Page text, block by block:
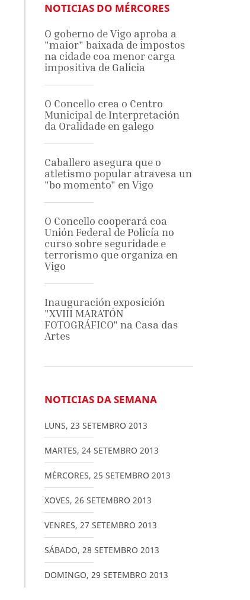
NOTICIAS DO MÉRCORES
O goberno de Vigo aproba a
"maior" baixada de impostos
na cidade coa menor carga
impositiva de Galicia
O Concello crea o Centro
Municipal de Interpretación
da Oralidade en galego
Caballero asegura que o
atletismo popular atravesa un
"bo momento" en Vigo
O Concello cooperará coa
Unión Federal de Policía no
curso sobre seguridade e
terrorismo que organiza en
Vigo
Inauguración exposición
"XVIII MARATÓN
FOTOGRÁFICO" na Casa das
Artes
NOTICIAS DA SEMANA
LUNS, 23 SETEMBRO 2013
MARTES, 24 SETEMBRO 2013
MÉRCORES, 25 SETEMBRO 2013
XOVES, 26 SETEMBRO 2013
VENRES, 27 SETEMBRO 2013
SÁBADO, 28 SETEMBRO 2013
DOMINGO, 29 SETEMBRO 2013